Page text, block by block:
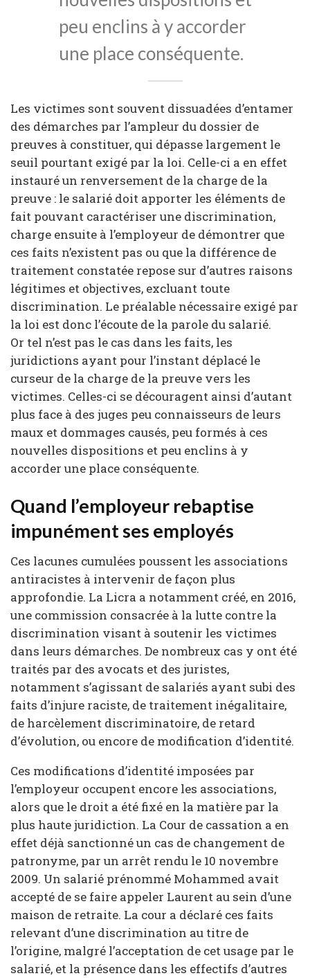
peu enclins à y accorder
une place conséquente.
Les victimes sont souvent dissuadées d’entamer
des démarches par l’ampleur du dossier de
preuves à constituer, qui dépasse largement le
seuil pourtant exigé par la loi. Celle-ci a en effet
instauré un renversement de la charge de la
preuve : le salarié doit apporter les éléments de
fait pouvant caractériser une discrimination,
charge ensuite à l’employeur de démontrer que
ces faits n’existent pas ou que la différence de
traitement constatée repose sur d’autres raisons
légitimes et objectives, excluant toute
discrimination. Le préalable nécessaire exigé par
la loi est donc l’écoute de la parole du salarié.
Or tel n’est pas le cas dans les faits, les
juridictions ayant pour l’instant déplacé le
curseur de la charge de la preuve vers les
victimes. Celles-ci se découragent ainsi d’autant
plus face à des juges peu connaisseurs de leurs
maux et dommages causés, peu formés à ces
nouvelles dispositions et peu enclins à y
accorder une place conséquente.
Quand l’employeur rebaptise
impunément ses employés
Ces lacunes cumulées poussent les associations
antiracistes à intervenir de façon plus
approfondie. La Licra a notamment créé, en 2016,
une commission consacrée à la lutte contre la
discrimination visant à soutenir les victimes
dans leurs démarches. De nombreux cas y ont été
traités par des avocats et des juristes,
notamment s’agissant de salariés ayant subi des
faits d’injure raciste, de traitement inégalitaire,
de harcèlement discriminatoire, de retard
d’évolution, ou encore de modification d’identité.
Ces modifications d’identité imposées par
l’employeur occupent encore les associations,
alors que le droit a été fixé en la matière par la
plus haute juridiction. La Cour de cassation a en
effet déjà sanctionné un cas de changement de
patronyme, par un arrêt rendu le 10 novembre
2009. Un salarié prénommé Mohammed avait
accepté de se faire appeler Laurent au sein d’une
maison de retraite. La cour a déclaré ces faits
relevant d’une discrimination au titre de
l’origine, malgré l’acceptation de cet usage par le
salarié, et la présence dans les effectifs d’autres